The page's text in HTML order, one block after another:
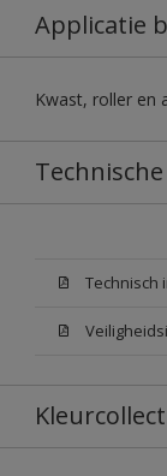
Applicatie
Kwast, roller en
Technisch